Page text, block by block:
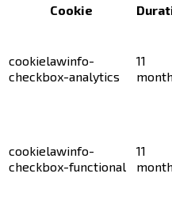
Cookie
cookielawinfo-
checkbox-analytics
11
cookielawinfo-
checkbox-functional
11